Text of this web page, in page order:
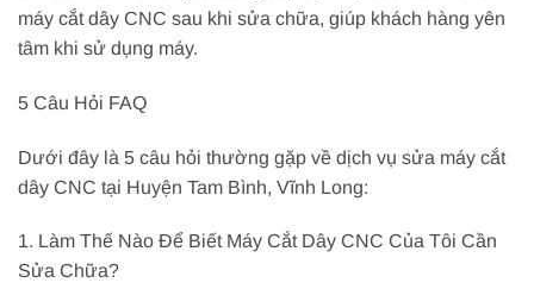
máy cắt dây CNC sau khi sửa chữa, giúp khách hàng yên
tâm khi sử dụng máy.
5 Câu Hỏi FAQ
Dưới đây là 5 câu hỏi thường gặp về dịch vụ sửa máy cắt
dây CNC tại Huyện Tam Bình, Vĩnh Long:
1. Làm Thế Nào Để Biết Máy Cắt Dây CNC Của Tôi Cần
Sửa Chữa?